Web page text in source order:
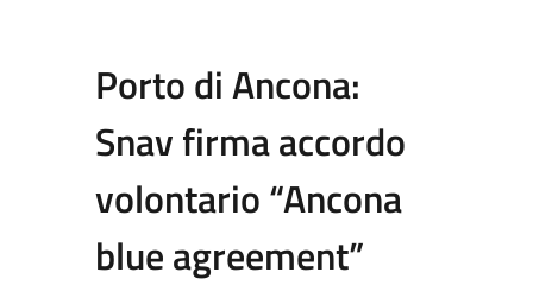
Porto di Ancona:
Snav firma accordo
volontario “Ancona
blue agreement”